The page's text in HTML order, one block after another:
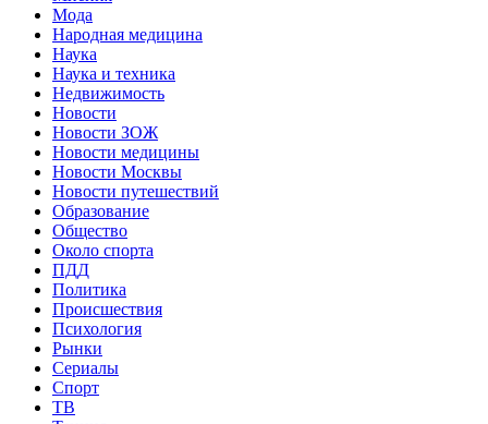
Мода
Народная медицина
Наука
Наука и техника
Недвижимость
Новости
Новости ЗОЖ
Новости медицины
Новости Москвы
Новости путешествий
Образование
Общество
Около спорта
ПДД
Политика
Происшествия
Психология
Рынки
Сериалы
Спорт
ТВ